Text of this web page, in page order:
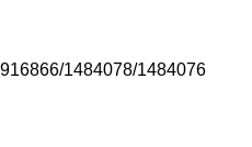
1484078/1484076